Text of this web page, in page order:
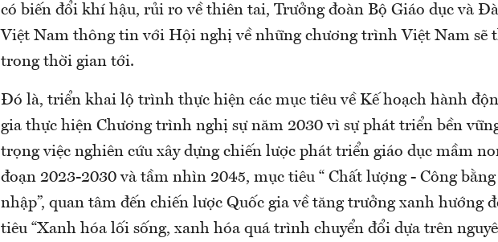
có biến đổi khí hậu, rủi ro về thiên tai, Trưởng đoàn Bộ Giáo dục và
Việt Nam thông tin với Hội nghị về những chương trình Việt Nam sẽ
trong thời gian tới.
Đó là, triển khai lộ trình thực hiện các mục tiêu về Kế hoạch hành
gia thực hiện Chương trình nghị sự năm 2030 vì sự phát triển bền
trọng việc nghiên cứu xây dựng chiến lược phát triển giáo dục mầm
đoạn 2023-2030 và tầm nhìn 2045, mục tiêu “ Chất lượng - Công
nhập”, quan tâm đến chiến lược Quốc gia về tăng trưởng xanh hướng
tiêu “Xanh hóa lối sống, xanh hóa quá trình chuyển đổi dựa trên